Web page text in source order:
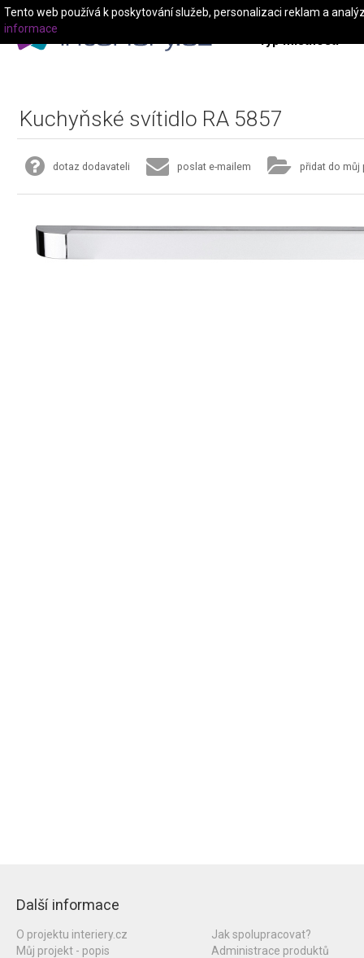
Typ místnosti
Kuchyňské svítidlo RA 5857
dotaz dodavateli poslat e-mailem přidat do můj
Další informace
O projektu interiery.cz
Můj projekt - popis
Jak spolupracovat?
Administrace produktů
Tento web používá k poskytování služeb, personalizaci reklam a
informace